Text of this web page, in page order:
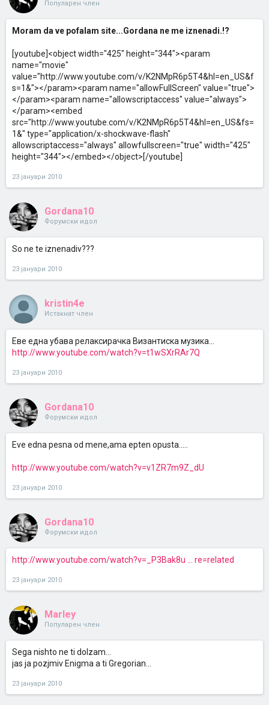
Популарен член
Moram da ve pofalam site...Gordana ne me iznenadi.!?
[youtube]<object width="425" height="344"><param
name="movie"
value="http://www.youtube.com/v/K2NMpR6p5T4&hl=en_US&f
s=1&"></param><param name="allowFullScreen" value="true">
</param><param name="allowscriptaccess" value="always">
</param><embed
src="http://www.youtube.com/v/K2NMpR6p5T4&hl=en_US&fs=
1&" type="application/x-shockwave-flash"
allowscriptaccess="always" allowfullscreen="true" width="425"
height="344"></embed></object>[/youtube]
23 јануари 2010
Gordana10
Форумски идол
So ne te iznenadiv???
23 јануари 2010
kristin4e
Истакнат член
Еве една убава релаксирачка Византиска музика...
http://www.youtube.com/watch?v=t1wSXrRAr7Q
23 јануари 2010
Gordana10
Форумски идол
Eve edna pesna od mene,ama epten opusta.....
http://www.youtube.com/watch?v=v1ZR7m9Z_dU
23 јануари 2010
Gordana10
Форумски идол
http://www.youtube.com/watch?v=_P3Bak8u ... re=related
23 јануари 2010
Marley
Популарен член
Sega nishto ne ti dolzam...
jas ja pozjmiv Enigma a ti Gregorian...
23 јануари 2010